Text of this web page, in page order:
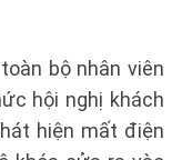
bộ nhân viên
hội nghị khách
hiện mất điện